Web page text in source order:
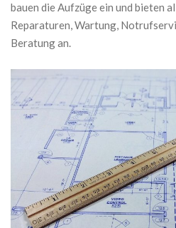
bauen die Aufzüge ein und bieten
Reparaturen, Wartung,
Beratung an.